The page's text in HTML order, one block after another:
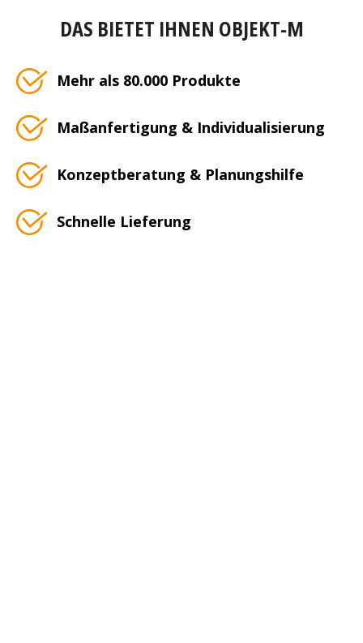
DAS BIETET IHNEN OBJEKT-M
Mehr als 80.000 Produkte
Maßanfertigung & Individualisierung
Konzeptberatung & Planungshilfe
Schnelle Lieferung